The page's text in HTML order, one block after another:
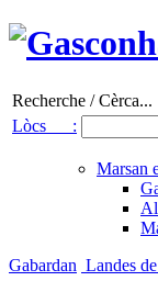
Recherche / Cèrca...
Lòcs :
Marsan
Gabardan Landes